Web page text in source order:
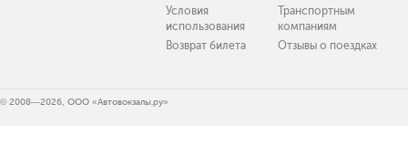
Условия
использования
Возврат билета
Транспортным
компаниям
Отзывы о поездках
© 2008—2026, ООО «Автовокзалы.ру»